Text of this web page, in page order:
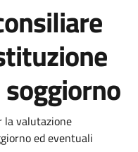
la valutazione
ed eventuali